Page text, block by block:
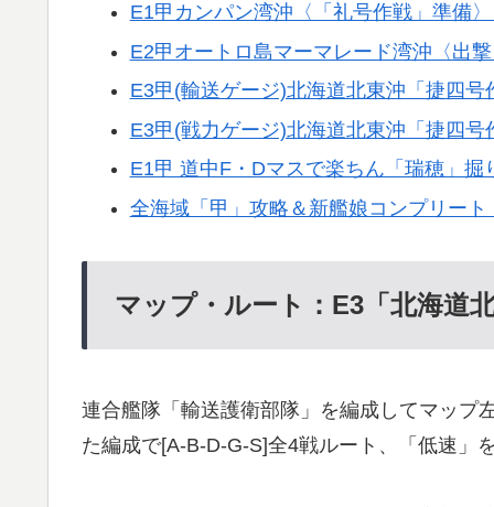
E1甲カンパン湾沖〈「礼号作戦」準備
E2甲オートロ島マーマレード湾沖〈出
E3甲(輸送ゲージ)北海道北東沖「捷四
E3甲(戦力ゲージ)北海道北東沖「捷四
E1甲 道中F・Dマスで楽ちん「瑞穂」掘
全海域「甲」攻略＆新艦娘コンプリー
マップ・ルート：E3「北海道
連合艦隊「輸送護衛部隊」を編成してマップ
た編成で[A-B-D-G-S]全4戦ルート、「低速」